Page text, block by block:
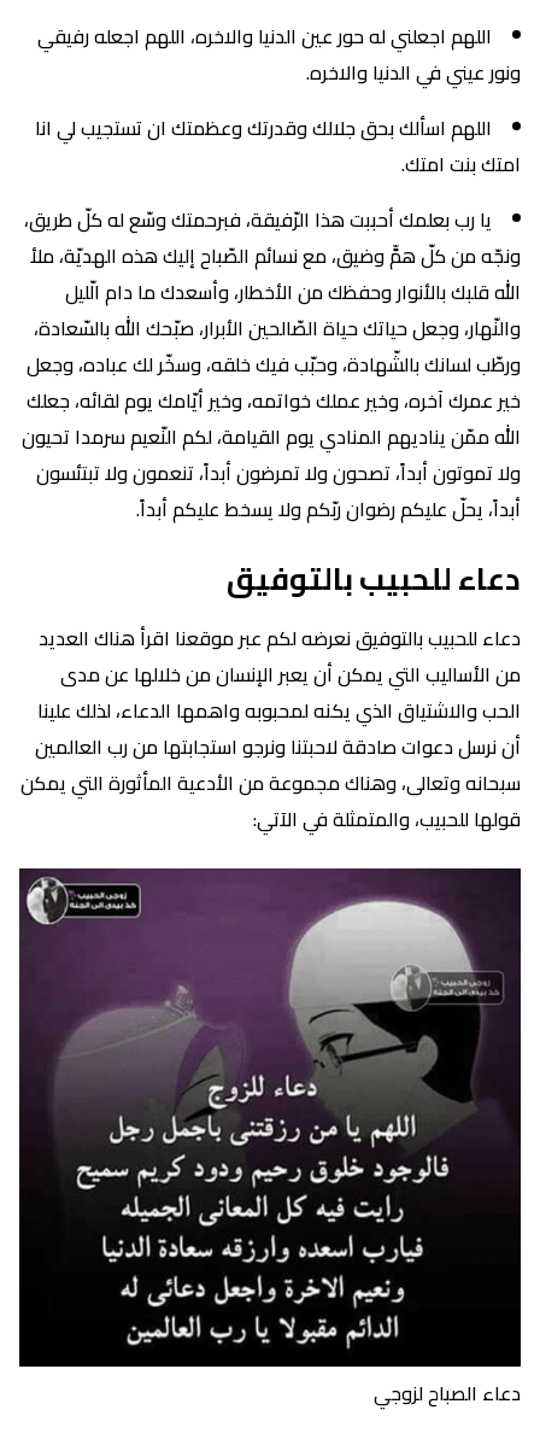
اللهم اجعلني له حور عين الدنيا والاخره، اللهم اجعله رفيقي
ونور عيني في الدنيا والاخره.
اللهم اسألك بحق جلالك وقدرتك وعظمتك ان تستجيب لي انا
امتك بنت امتك.
يا رب بعلمك أحببت هذا الرّفيقة، فبرحمتك وسّع له كلّ طريق،
ونجّه من كلّ همٍّ وضيق، مع نسائم الصّباح إليك هذه الهديّة، ملأ
الله قلبك بالأنوار وحفظك من الأخطار، وأسعدك ما دام الّليل
والنّهار، وجعل حياتك حياة الصّالحين الأبرار، صبّحك الله بالسّعادة،
ورطّب لسانك بالشّهادة، وحبّب فيك خلقه، وسخّر لك عباده، وجعل
خير عمرك آخره، وخير عملك خواتمه، وخير أيّامك يوم لقائه، جعلك
الله ممّن يناديهم المنادي يوم القيامة، لكم النّعيم سرمدا تحيون
ولا تموتون أبداً، تصحون ولا تمرضون أبداً، تنعمون ولا تبتئسون
أبداً، يحلّ عليكم رضوان ربّكم ولا يسخط عليكم أبداً.
دعاء للحبيب بالتوفيق
دعاء للحبيب بالتوفيق نعرضه لكم عبر موقعنا اقرأ هناك العديد
من الأساليب التي يمكن أن يعبر الإنسان من خلالها عن مدى
الحب والاشتياق الذي يكنه لمحبوبه واهمها الدعاء، لذلك علينا
أن نرسل دعوات صادقة لاحبتنا ونرجو استجابتها من رب العالمين
سبحانه وتعالى، وهناك مجموعة من الأدعية المأثورة التي يمكن
قولها للحبيب، والمتمثلة في الآتي:
دعاء الصباح لزوجي